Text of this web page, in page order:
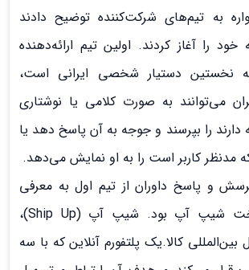
به تیم‌های شرکت‌کننده توضیح دادند
را آغاز کردند. اولین تیم ارائه‌دهنده
نخستین دستیار شخصی ایرانی است،
می‌توانند به صورت کلامی یا نوشتاری
دارند را بپرسند و جوجه به آن پاسخ دهد یا
کاربر است را به او نمایش می‌دهد.
و پاسخ داوران از تیم اول به معرفی
ایده‌ی خود پرداخت شیپ آپ بود. شیپ آپ (Ship Up)،
کالا.یک پلتفورم آنلاین که با سه